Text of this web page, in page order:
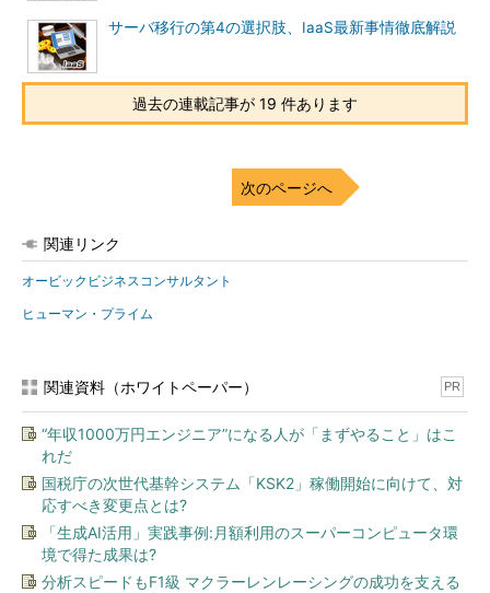
サーバ移行の第4の選択肢、IaaS最新事情徹底解説
過去の連載記事が 19 件あります
次のページへ
関連リンク
オービックビジネスコンサルタント
ヒューマン・プライム
関連資料（ホワイトペーパー） PR
“年収1000万円エンジニア”になる人が「まずやること」はこ
れだ
国税庁の次世代基幹システム「KSK2」稼働開始に向けて、対
応すべき変更点とは?
「生成AI活用」実践事例:月額利用のスーパーコンピュータ環
境で得た成果は?
分析スピードもF1級 マクラーレンレーシングの成功を支える